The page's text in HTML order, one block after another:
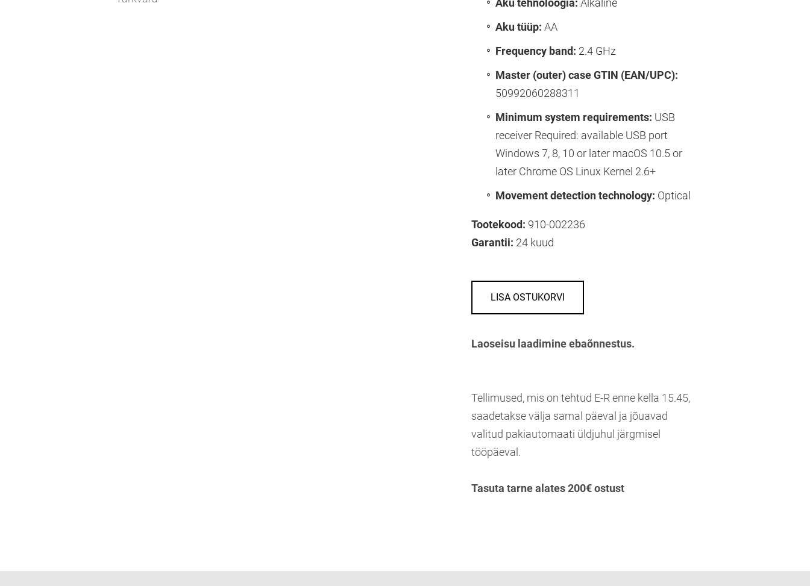
Aku tüüp: AA
Frequency band: 2.4 GHz
Master (outer) case GTIN (EAN/UPC):
50992060288311
Minimum system requirements: USB
receiver Required: available USB port
Windows 7, 8, 10 or later macOS 10.5 or
later Chrome OS Linux Kernel 2.6+
Movement detection technology: Optical
Tootekood: 910-002236
Garantii: 24 kuud
LISA OSTUKORVI
Laoseisu laadimine ebaõnnestus.
Tellimused, mis on tehtud E-R enne kella 15.45,
saadetakse välja samal päeval ja jõuavad
valitud pakiautomaati üldjuhul järgmisel
tööpäeval.
Tasuta tarne alates 200€ ostust